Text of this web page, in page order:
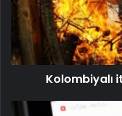
Kolombiyalı